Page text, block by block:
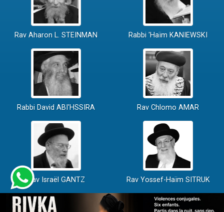
Rav Aharon L. STEINMAN Rabbi 'Haïm KANIEWSKI
Rabbi David ABI'HSSIRA Rav Chlomo AMAR
Rav Israël GANTZ Rav Yossef-Haïm SITRUK